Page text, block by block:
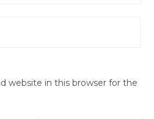
website in this browser for the